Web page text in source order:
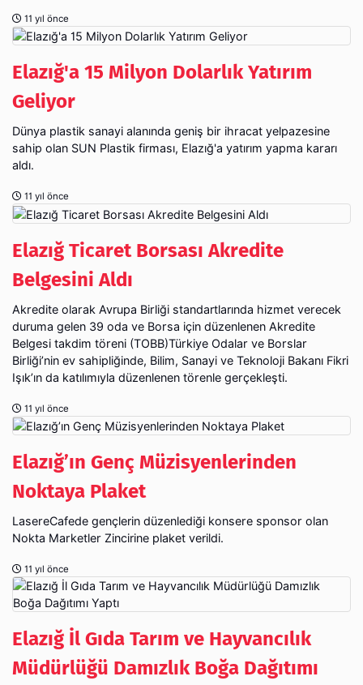
11 yıl önce
Elazığ'a 15 Milyon Dolarlık Yatırım
Geliyor
Dünya plastik sanayi alanında geniş bir ihracat yelpazesine
sahip olan SUN Plastik firması, Elazığ'a yatırım yapma kararı
aldı.
11 yıl önce
Elazığ Ticaret Borsası Akredite
Akredite olarak Avrupa Birliği standartlarında hizmet verecek
duruma gelen 39 oda ve Borsa için düzenlenen Akredite
Belgesi takdim töreni (TOBB)Türkiye Odalar ve Borslar
Birliği’nin ev sahipliğinde, Bilim, Sanayi ve Teknoloji Bakanı Fikri
Işık’ın da katılımıyla düzenlenen törenle gerçekleşti.
11 yıl önce
Elazığ’ın Genç Müzisyenlerinden
Noktaya Plaket
LasereCafede gençlerin düzenlediği konsere sponsor olan
Nokta Marketler Zincirine plaket verildi.
11 yıl önce
Elazığ İl Gıda Tarım ve Hayvancılık
Müdürlüğü Damızlık Boğa Dağıtımı